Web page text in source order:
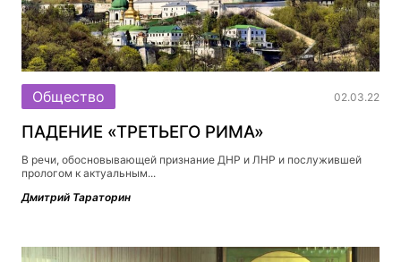
Общество 02.03.22
ПАДЕНИЕ «ТРЕТЬЕГО РИМА»
В речи, обосновывающей признание ДНР и ЛНР и послужившей
прологом к актуальным...
Дмитрий Тараторин